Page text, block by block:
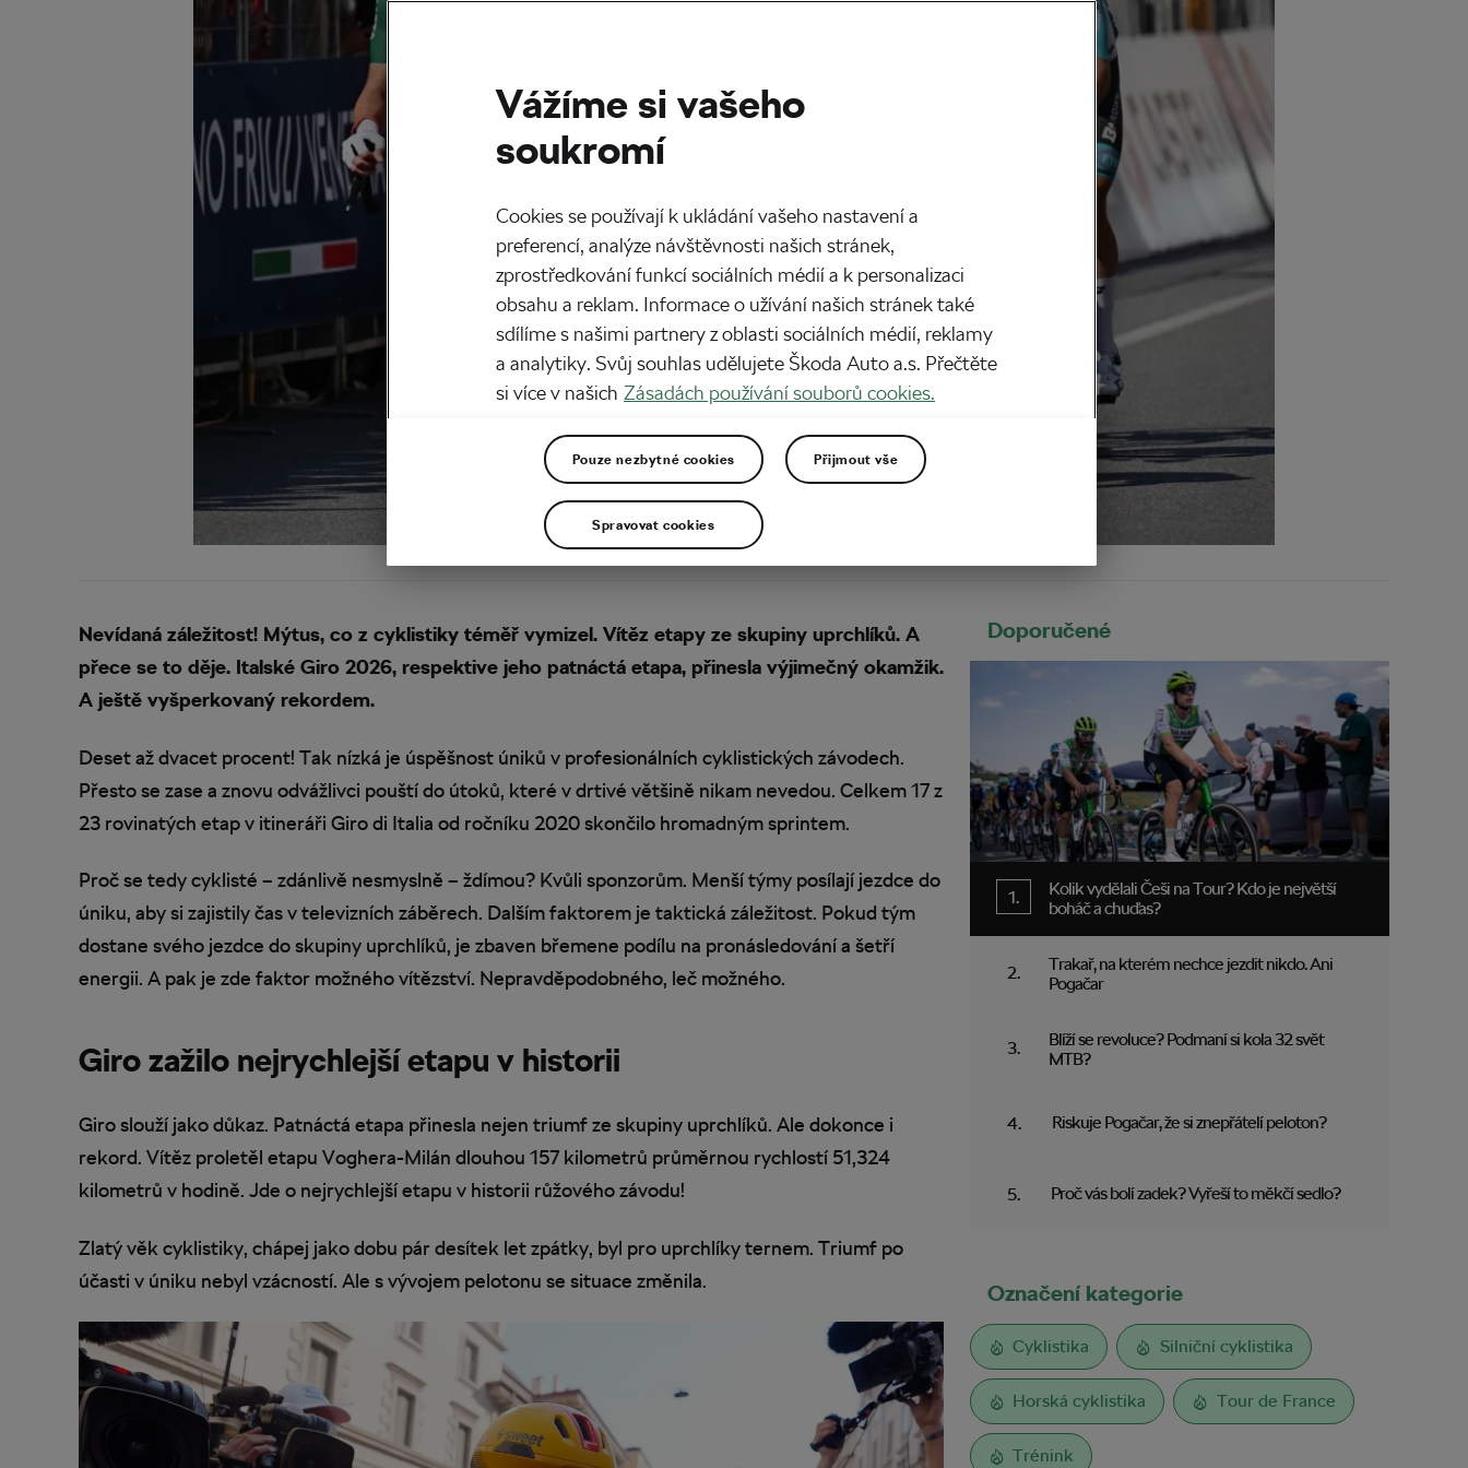
Nevídaná záležitost! Mýtus, co z cyklistiky téměř vymizel. Vítěz etapy ze skupiny uprchlíků. A
přece se to děje. Italské Giro 2026, respektive jeho patnáctá etapa, přinesla výjimečný okamžik.
A ještě vyšperkovaný rekordem.
Deset až dvacet procent! Tak nízká je úspěšnost úniků v profesionálních cyklistických závodech.
Přesto se zase a znovu odvážlivci pouští do útoků, které v drtivé většině nikam nevedou. Celkem 17 z
23 rovinatých etap v itineráři Giro di Italia od ročníku 2020 skončilo hromadným sprintem.
Proč se tedy cyklisté – zdánlivě nesmyslně – ždímou? Kvůli sponzorům. Menší týmy posílají jezdce do
úniku, aby si zajistily čas v televizních záběrech. Dalším faktorem je taktická záležitost. Pokud tým
dostane svého jezdce do skupiny uprchlíků, je zbaven břemene podílu na pronásledování a šetří
energii. A pak je zde faktor možného vítězství. Nepravděpodobného, leč možného.
Giro zažilo nejrychlejší etapu v historii
Giro slouží jako důkaz. Patnáctá etapa přinesla nejen triumf ze skupiny uprchlíků. Ale dokonce i
rekord. Vítěz proletěl etapu Voghera-Milán dlouhou 157 kilometrů průměrnou rychlostí 51,324
kilometrů v hodině. Jde o nejrychlejší etapu v historii růžového závodu!
Zlatý věk cyklistiky, chápej jako dobu pár desítek let zpátky, byl pro uprchlíky ternem. Triumf po
účasti v úniku nebyl vzácností. Ale s vývojem pelotonu se situace změnila.
Doporučené
Kolik vydělali Češi na Tour? Kdo je největší
boháč a chuďas?
Trakař, na kterém nechce jezdit nikdo. Ani
Pogačar
Blíží se revoluce? Podmaní si kola 32 svět
MTB?
Riskuje Pogačar, že si znepřátelí peloton?
Proč vás bolí zadek? Vyřeší to měkčí sedlo?
Označení kategorie
Cyklistika Silniční cyklistika
Horská cyklistika Tour de France
Trénink
Vážíme si vašeho
soukromí
Cookies se používají k ukládání vašeho nastavení a
preferencí, analýze návštěvnosti našich stránek,
zprostředkování funkcí sociálních médií a k personalizaci
obsahu a reklam. Informace o užívání našich stránek také
sdílíme s našimi partnery z oblasti sociálních médií, reklamy
a analytiky. Svůj souhlas udělujete Škoda Auto a.s. Přečtěte
si více v našich Zásadách používání souborů cookies.
Pouze nezbytné cookies Přijmout vše
Spravovat cookies